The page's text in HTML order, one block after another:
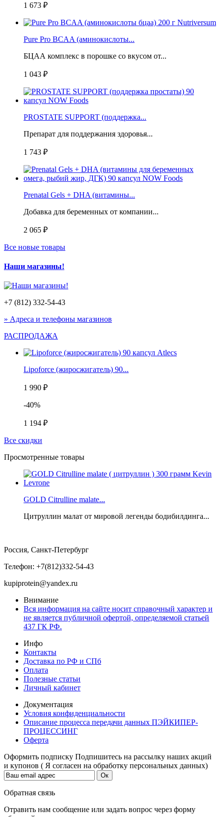
1 673 ₽
Pure Pro BCAA (аминокислоты...
БЦАА комплекс в порошке со вкусом от...
1 043 ₽
PROSTATE SUPPORT (поддержка...
Препарат для поддержания здоровья...
1 743 ₽
Prenatal Gels + DHA (витамины...
Добавка для беременных от компании...
2 065 ₽
Все новые товары
Наши магазины!
+7 (812) 332-54-43
» Адреса и телефоны магазинов
РАСПРОДАЖА
Lipoforce (жиросжигатель) 90...
1 990 ₽
-40%
1 194 ₽
Все скидки
Просмотренные товары
GOLD Citrulline malate...
Цитруллин малат от мировой легенды бодибилдинга...
Россия, Санкт-Петербург
Телефон: +7(812)332-54-43
kupiprotein@yandex.ru
Внимание
Вся информация на сайте носит справочный характер и
не является публичной офертой, определяемой статьей
437 ГК РФ.
Инфо
Контакты
Доставка по РФ и СПб
Оплата
Полезные статьи
Личный кабинет
Документация
Условия конфиденциальности
Описание процесса передачи данных ПЭЙКИПЕР-
ПРОЦЕССИНГ
Оферта
Оформить подписку Подпишитесь на рассылку наших акций
и купонов ( Я согласен на обработку персональных данных)
Обратная связь
Отравить нам сообщение или задать вопрос через форму